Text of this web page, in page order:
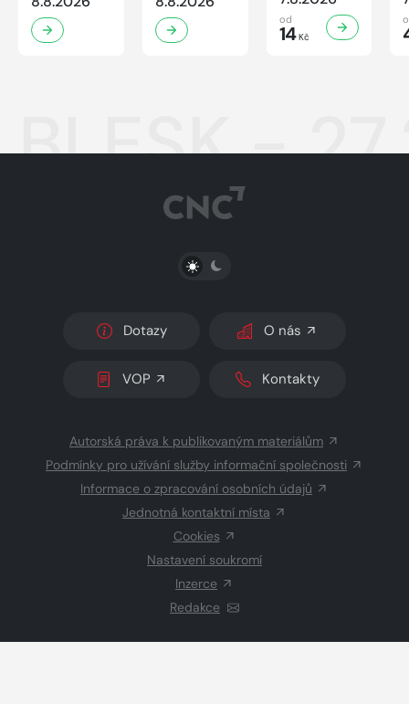
od
14Kč
BLESK -
PŘEPNOUT SVĚTLÝ/TMAVÝ REŽIM
Dotazy O nás
VOP Kontakty
Autorská práva k publikovaným materiálům
Podmínky pro užívání služby informační společnosti
Informace o zpracování osobních údajů
Jednotná kontaktní místa
Cookies
Nastavení soukromí
Inzerce
Redakce